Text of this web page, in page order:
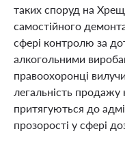
таких споруд на
самостійного
сфері контролю за
алкогольними
правоохоронці
легальність продажу
притягуються до
прозорості у сфері